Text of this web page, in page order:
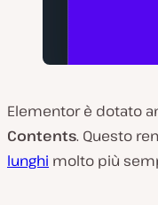
Elementor è dotato
Contents. Questo
lunghi molto più